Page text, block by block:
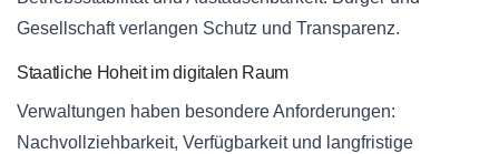
Gesellschaft verlangen Schutz und Transparenz.
Staatliche Hoheit im digitalen Raum
Verwaltungen haben besondere Anforderungen:
Nachvollziehbarkeit, Verfügbarkeit und langfristige